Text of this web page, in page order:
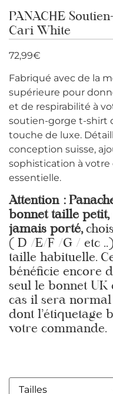
PANACHE
Cari White
72,99€
Fabriqué avec de la
supérieure pour
et de respirabilité à
soutien-gorge t-shirt
touche de luxe.
conception suisse,
sophistication à
essentielle.
Attention :
bonnet taille petit,
jamais porté,
( D /E/F /G / etc
taille habituelle.
bénéficie encore
seul le bonnet UK
cas il sera
dont l’étiquetage
votre commande.